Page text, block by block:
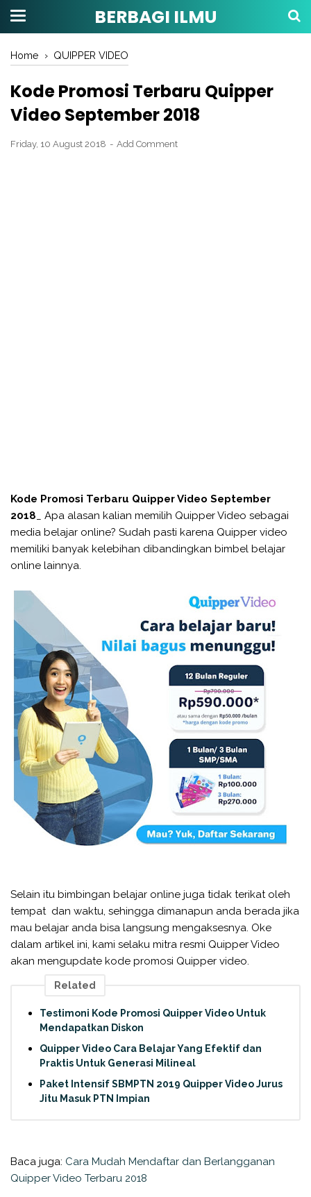
BERBAGI ILMU
Home › QUIPPER VIDEO
Kode Promosi Terbaru Quipper
Video September 2018
Friday, 10 August 2018 Add Comment
Kode Promosi Terbaru Quipper Video September
2018 _ Apa alasan kalian memilih Quipper Video sebagai
media belajar online? Sudah pasti karena Quipper video
memiliki banyak kelebihan dibandingkan bimbel belajar
online lainnya.
Selain itu bimbingan belajar online juga tidak terikat oleh
tempat dan waktu, sehingga dimanapun anda berada jika
mau belajar anda bisa langsung mengaksesnya. Oke
dalam artikel ini, kami selaku mitra resmi Quipper Video
akan mengupdate kode promosi Quipper video.
Related
Testimoni Kode Promosi Quipper Video Untuk
Mendapatkan Diskon
Quipper Video Cara Belajar Yang Efektif dan
Praktis Untuk Generasi Milineal
Paket Intensif SBMPTN 2019 Quipper Video Jurus
Jitu Masuk PTN Impian
Baca juga: Cara Mudah Mendaftar dan Berlangganan
Quipper Video Terbaru 2018